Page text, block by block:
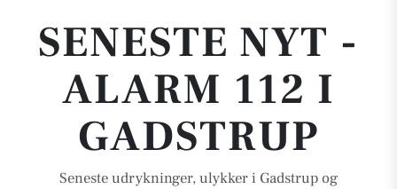
SENESTE NYT -
ALARM 112 I
GADSTRUP
Seneste udrykninger, ulykker i Gadstrup og